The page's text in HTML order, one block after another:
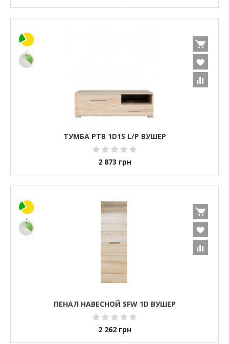
ТУМБА РТВ 1D1S L/P ВУШЕР
2 873 грн
ПЕНАЛ НАВЕСНОЙ SFW 1D ВУШЕР
2 262 грн